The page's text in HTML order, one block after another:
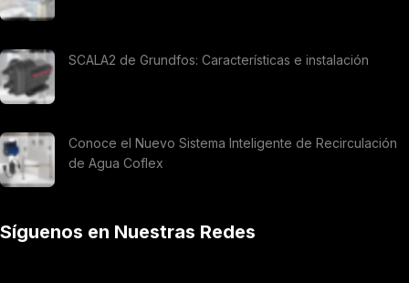
SCALA2 de Grundfos: Características e instalación
Conoce el Nuevo Sistema Inteligente de Recirculación
de Agua Coflex
Síguenos en Nuestras Redes